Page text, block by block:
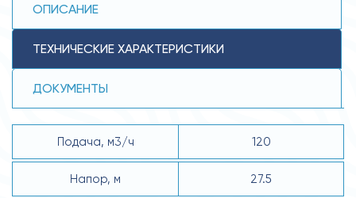
ОПИСАНИЕ
ТЕХНИЧЕСКИЕ ХАРАКТЕРИСТИКИ
ДОКУМЕНТЫ
Подача, м3/ч 120
Напор, м 27.5